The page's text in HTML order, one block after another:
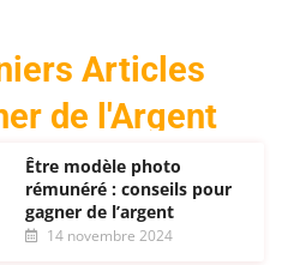
Articles
de l'Argent
Être modèle photo
rémunéré : conseils pour
gagner de l’argent
14 novembre 2024